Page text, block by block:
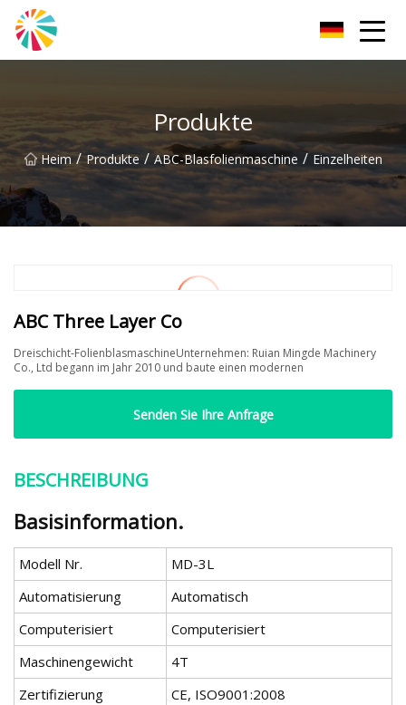
Produkte
Heim / Produkte / ABC-Blasfolienmaschine / Einzelheiten
ABC Three Layer Co
Dreischicht-FolienblasmaschineUnternehmen: Ruian Mingde Machinery
Co., Ltd begann im Jahr 2010 und baute einen modernen
Senden Sie Ihre Anfrage
BESCHREIBUNG
Basisinformation.
Modell Nr.
MD-3L
Automatisierung
Automatisch
Computerisiert
Computerisiert
Maschinengewicht
4T
Zertifizierung
CE, ISO9001:2008